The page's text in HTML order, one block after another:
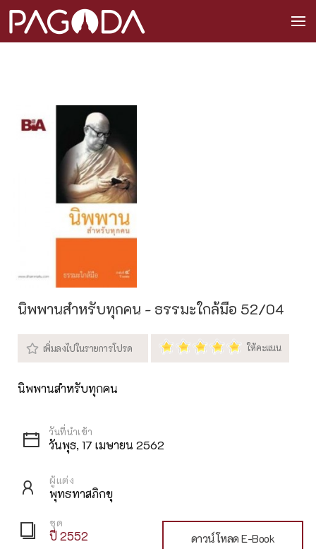
นิพพานสำหรับทุกคน - ธรรมะใกล้มือ 52/04
นิพพานสำหรับทุกคน
วันพุธ, 17 เมษายน 2562
ผู้แต่ง
พุทธทาสภิกขุ
ชุด
ปี 2552 ดาวน์โหลด E-Book